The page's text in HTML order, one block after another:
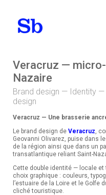
Veracruz —
Nazaire
Brand design — Identity
design
Veracruz — Une brasserie
Le brand design de Veracruz,
Geovanni Olivarez, puise dans
de la région ainsi que dans un
transatlantique reliant Saint-
Cette double identité — locale
choix graphique : couleurs,
l’estuaire de la Loire et le Golfe
cliché touristique.